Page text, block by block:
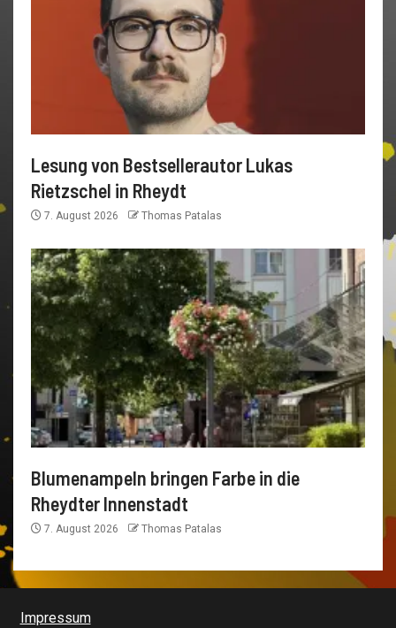
Lesung von Bestsellerautor Lukas
Rietzschel in Rheydt
7. August 2026 Thomas Patalas
Blumenampeln bringen Farbe in die
Rheydter Innenstadt
7. August 2026 Thomas Patalas
Impressum